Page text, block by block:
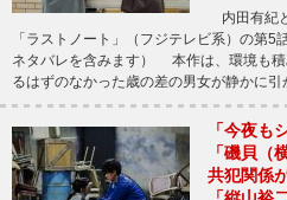
内田有紀
「ラストノート」（フジテレビ系）の第5
ネタバレを含みます） 本作は、環境も
るはずのなかった歳の差の男女が静かに
「今夜も
「磯貝（
共犯関係